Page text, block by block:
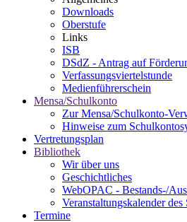
Downloads
Oberstufe
Links
ISB
DSdZ - Antrag auf
Verfassungsviertelstunde
Medienführerschein
Mensa/Schulkonto
Zur Mensa/Schulkonto-
Hinweise zum
Vertretungsplan
Bibliothek
Wir über uns
Geschichtliches
WebOPAC - Bestands-/
Veranstaltungskalender
Termine